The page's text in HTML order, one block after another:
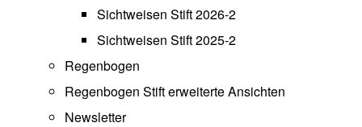
Sichtweisen Stift 2026-2
Sichtweisen Stift 2025-2
Regenbogen
Regenbogen Stift erweiterte Ansichten
Newsletter